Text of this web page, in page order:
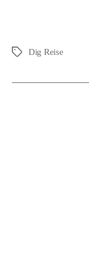
Schlagwörter
Dig Reise